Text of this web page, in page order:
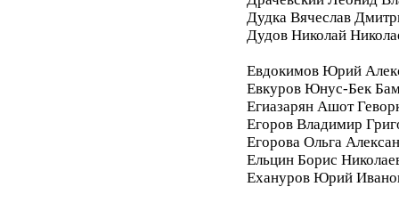
Дудка Вячеслав
Дудов Николай
Евдокимов Юрий
Евкуров Юнус-Бек
Егиазарян Ашот
Егоров Владимир
Егорова Ольга
Ельцин Борис
Ехануров Юрий